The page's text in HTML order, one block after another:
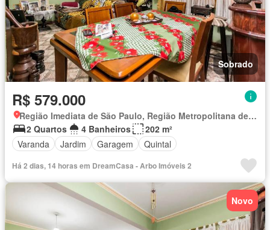
Sobrado
R$ 579.000
Região Imediata de São Paulo, Região Metropolitana de São Paulo
2 Quartos
4 Banheiros
202 m²
Varanda
Jardim Garagem Quintal
Há 2 dias, 14 horas em DreamCasa - Arbo Imóveis 2
Novo